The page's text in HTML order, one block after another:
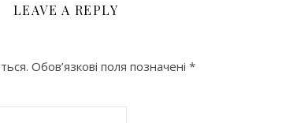
LEAVE A REPLY
Обов’язкові поля позначені *